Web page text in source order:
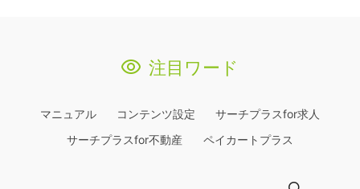
注目ワード
マニュアル コンテンツ設定
サーチプラスfor求人
サーチプラスfor不動産
ペイカートプラス